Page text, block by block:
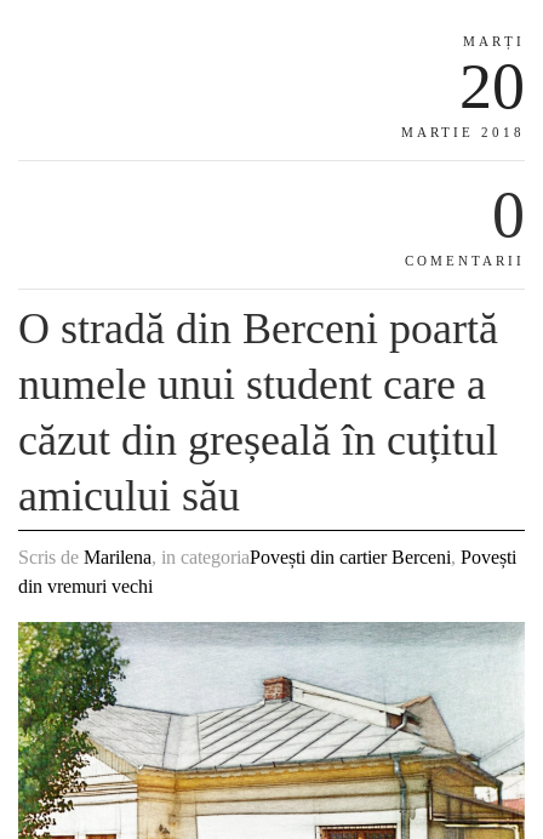
MARȚI
20
MARTIE 2018
0
COMENTARII
O stradă din Berceni poartă
numele unui student care a
căzut din greșeală în cuțitul
amicului său
Scris de Marilena, in categoriaPovești din cartier Berceni, Povești
din vremuri vechi